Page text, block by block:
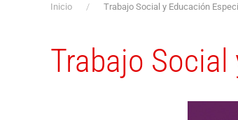
Inicio Trabajo Social y Educación
Trabajo